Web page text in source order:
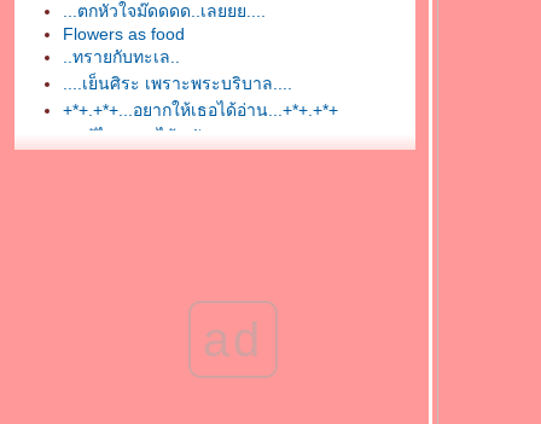
...ตกหัวใจม๊ดดดด..เลยยย....
Flowers as food
..ทรายกับทะเล..
....เย็นศิระ เพราะพระบริบาล....
+*+.+*+...อยากให้เธอได้อ่าน...+*+.+*+
.....รู้ไหมดอกไม้...ยังงดงาม....
+**+..มีเรื่องดี ๆ มาเล่าสู่กันฟัง..+**+
มาดู "Cartoon" กันเถอะ..(^^)//
ช่วยด้วยค่ะ !!!!!!!!!! เถอะค่ะ blog เป็นไรไม่รู้ค่ะ
ad